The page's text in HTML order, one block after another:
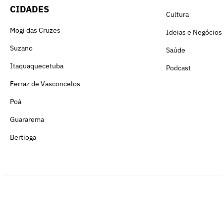
CIDADES
Mogi das Cruzes
Suzano
Itaquaquecetuba
Ferraz de Vasconcelos
Poá
Guararema
Bertioga
Cultura
Ideias e Negócios
Saúde
Podcast